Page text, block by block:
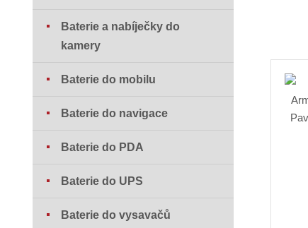
Baterie a nabíječky do
kamery
Baterie do mobilu
Baterie do navigace
Baterie do PDA
Baterie do UPS
Baterie do vysavačů